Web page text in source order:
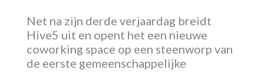
Net na zijn derde verjaardag breidt
Hive5 uit en opent het een nieuwe
coworking space op een steenworp van
de eerste gemeenschappelijke